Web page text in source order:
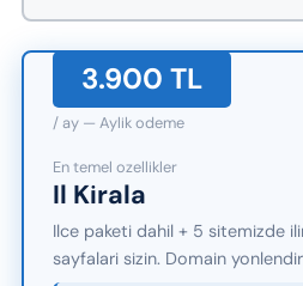
3.900 TL
/ ay — Aylik odeme
En temel ozellikler
Il Kirala
Ilce paketi dahil + 5 sitemizde
sayfalari sizin. Domain